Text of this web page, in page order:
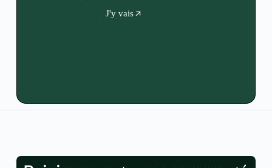
J'y vais